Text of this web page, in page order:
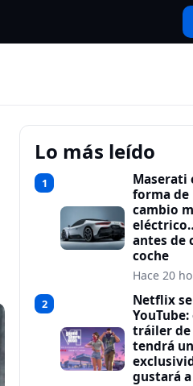
Lo más leído
1
Maserati
forma de
cambio
antes de
coche
Hace 20
2
Netflix
tráiler de
tendrá
gustará